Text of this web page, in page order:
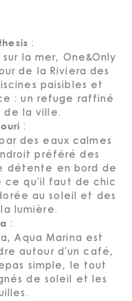
:
la mer, One&Only
de la Riviera des
paisibles et
: un refuge raffiné
de la ville.
:
des eaux calmes
préféré des
détente en bord de
ce qu’il faut de chic
au soleil et des
lumière.
:
Aqua Marina est
autour d’un café,
simple, le tout
de soleil et les